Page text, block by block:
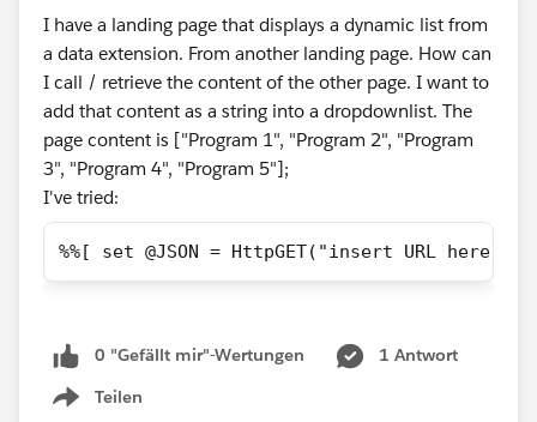
I have a landing page that displays a dynamic list from
a data extension. From another landing page. How can
I call / retrieve the content of the other page. I want to
add that content as a string into a dropdownlist. The
page content is ["Program 1", "Program 2", "Program
3", "Program 4", "Program 5"];
I've tried:
%%[ set @JSON = HttpGET("insert URL
0 "Gefällt mir"-Wertungen
1 Antwort
Teilen
Show menu